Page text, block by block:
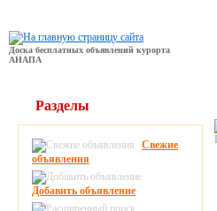
Доска бесплатных объявлений курорта
АНАПА
Разделы
Свежие
объявления
Добавить объявление